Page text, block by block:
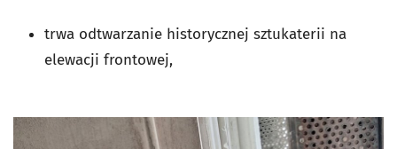
trwa odtwarzanie historycznej sztukaterii na
elewacji frontowej,